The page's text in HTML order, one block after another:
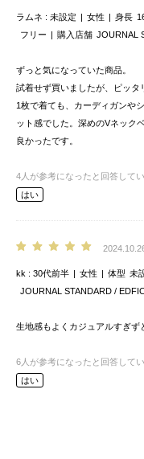
ラムネ 未設定 女性 身長
フリー
購入店舗 JOURNAL
ずっと気になっていた商品。
試着せず買いましたが、ピッタ
1枚で着ても、カーディガンや
ット感でした。深めのVネック
良かったです。
4 人が参考になったと回答して
はい
kk 30代前半 女性 体型 未
JOURNAL STANDARD /
生地感もよくカジュアルすぎず
6 人が参考になったと回答して
はい